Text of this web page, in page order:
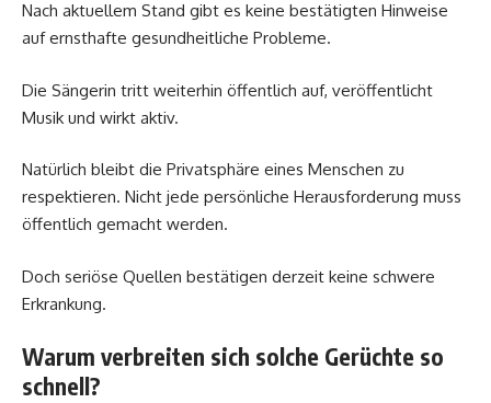
Nach aktuellem Stand gibt es keine bestätigten Hinweise
auf ernsthafte gesundheitliche Probleme.
Die Sängerin tritt weiterhin öffentlich auf, veröffentlicht
Musik und wirkt aktiv.
Natürlich bleibt die Privatsphäre eines Menschen zu
respektieren. Nicht jede persönliche Herausforderung muss
öffentlich gemacht werden.
Doch seriöse Quellen bestätigen derzeit keine schwere
Erkrankung.
Warum verbreiten sich solche Gerüchte so
schnell?